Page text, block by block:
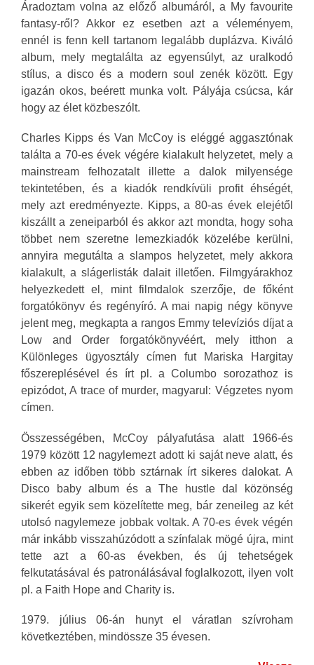
Áradoztam volna az előző albumáról, a My favourite
fantasy-ről? Akkor ez esetben azt a véleményem,
ennél is fenn kell tartanom legalább duplázva. Kiváló
album, mely megtalálta az egyensúlyt, az uralkodó
stílus, a disco és a modern soul zenék között. Egy
igazán okos, beérett munka volt. Pályája csúcsa, kár
hogy az élet közbeszólt.
Charles Kipps és Van McCoy is eléggé aggasztónak
találta a 70-es évek végére kialakult helyzetet, mely a
mainstream felhozatalt illette a dalok milyensége
tekintetében, és a kiadók rendkívüli profit éhségét,
mely azt eredményezte. Kipps, a 80-as évek elejétől
kiszállt a zeneiparból és akkor azt mondta, hogy soha
többet nem szeretne lemezkiadók közelébe kerülni,
annyira megutálta a slampos helyzetet, mely akkora
kialakult, a slágerlisták dalait illetően. Filmgyárakhoz
helyezkedett el, mint filmdalok szerzője, de főként
forgatókönyv és regényíró. A mai napig négy könyve
jelent meg, megkapta a rangos Emmy televíziós díjat a
Low and Order forgatókönyvéért, mely itthon a
Különleges ügyosztály címen fut Mariska Hargitay
főszereplésével és írt pl. a Columbo sorozathoz is
epizódot, A trace of murder, magyarul: Végzetes nyom
címen.
Összességében, McCoy pályafutása alatt 1966-és
1979 között 12 nagylemezt adott ki saját neve alatt, és
ebben az időben több sztárnak írt sikeres dalokat. A
Disco baby album és a The hustle dal közönség
sikerét egyik sem közelítette meg, bár zeneileg az két
utolsó nagylemeze jobbak voltak. A 70-es évek végén
már inkább visszahúzódott a színfalak mögé újra, mint
tette azt a 60-as években, és új tehetségek
felkutatásával és patronálásával foglalkozott, ilyen volt
pl. a Faith Hope and Charity is.
1979. július 06-án hunyt el váratlan szívroham
következtében, mindössze 35 évesen.